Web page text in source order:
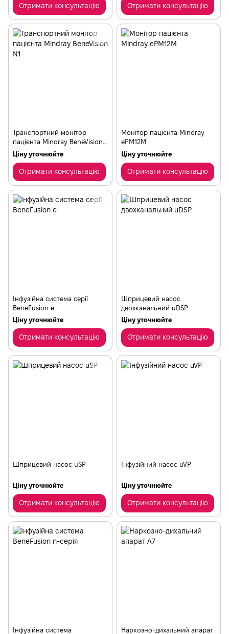
Отримати консультацію Отримати консультацію
Транспортний монітор
пацієнта Mindray BeneVision
N1
Ціну уточнюйте
Отримати консультацію
Монітор пацієнта Mindray
ePM12М
Ціну уточнюйте
Отримати консультацію
Інфузійна система серії
BeneFusion e
Ціну уточнюйте
Отримати консультацію
Шприцевий насос
двохканальний uDSP
Ціну уточнюйте
Отримати консультацію
Шприцевий насос uSP
Ціну уточнюйте
Отримати консультацію
Інфузійний насос uVP
Ціну уточнюйте
Отримати консультацію
Інфузійна система
Наркозно-дихальний апарат